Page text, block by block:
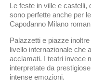
Le feste in ville e castelli,
sono perfette anche per
Capodanno Milano
Palazzetti e piazze
livello internazionale che
acclamati. I teatri invece
interpretate da
intense emozioni.